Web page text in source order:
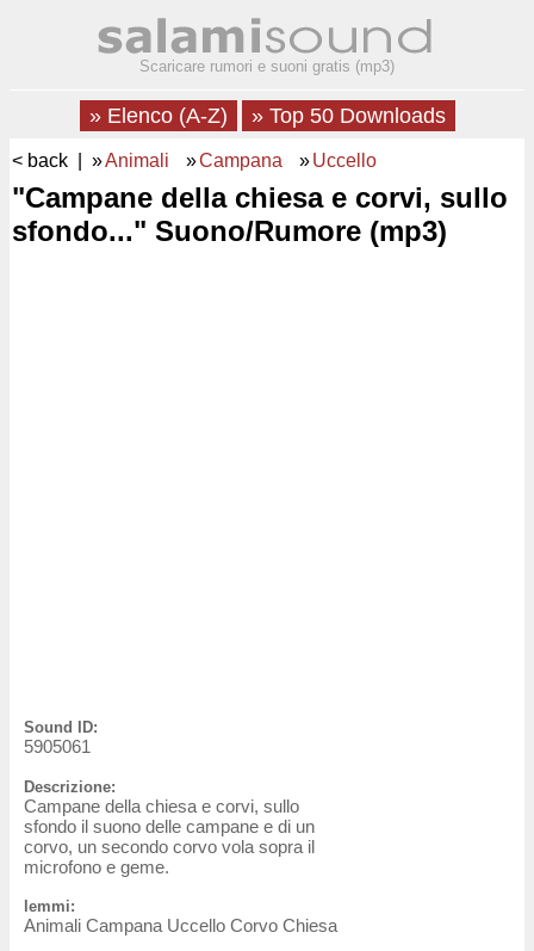
Scaricare rumori e suoni gratis (mp3)
» Elenco (A-Z) » Top 50 Downloads
< back | »Animali »Campana »Uccello
"Campane della chiesa e corvi, sullo
sfondo..." Suono/Rumore (mp3)
Sound ID:
5905061
Descrizione:
Campane della chiesa e corvi, sullo
sfondo il suono delle campane e di un
corvo, un secondo corvo vola sopra il
microfono e geme.
lemmi:
Animali Campana Uccello Corvo Chiesa